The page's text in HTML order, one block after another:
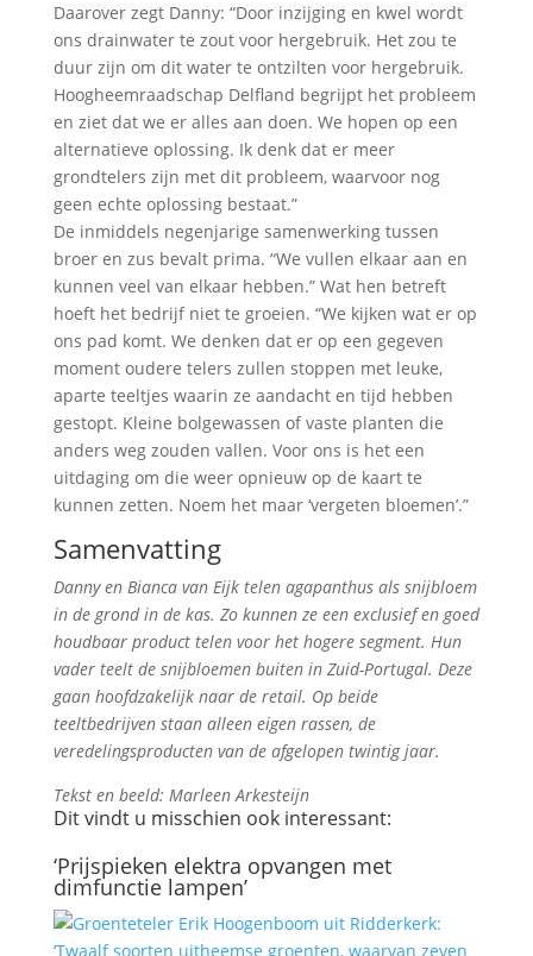
Daarover zegt Danny: “Door inzijging en kwel wordt
ons drainwater te zout voor hergebruik. Het zou te
duur zijn om dit water te ontzilten voor hergebruik.
Hoogheemraadschap Delfland begrijpt het probleem
en ziet dat we er alles aan doen. We hopen op een
alternatieve oplossing. Ik denk dat er meer
grondtelers zijn met dit probleem, waarvoor nog
geen echte oplossing bestaat.”
De inmiddels negenjarige samenwerking tussen
broer en zus bevalt prima. “We vullen elkaar aan en
kunnen veel van elkaar hebben.” Wat hen betreft
hoeft het bedrijf niet te groeien. “We kijken wat er op
ons pad komt. We denken dat er op een gegeven
moment oudere telers zullen stoppen met leuke,
aparte teeltjes waarin ze aandacht en tijd hebben
gestopt. Kleine bolgewassen of vaste planten die
anders weg zouden vallen. Voor ons is het een
uitdaging om die weer opnieuw op de kaart te
kunnen zetten. Noem het maar ‘vergeten bloemen’.”
Samenvatting
Danny en Bianca van Eijk telen agapanthus als snijbloem
in de grond in de kas. Zo kunnen ze een exclusief en goed
houdbaar product telen voor het hogere segment. Hun
vader teelt de snijbloemen buiten in Zuid-Portugal. Deze
gaan hoofdzakelijk naar de retail. Op beide
teeltbedrijven staan alleen eigen rassen, de
veredelingsproducten van de afgelopen twintig jaar.
Tekst en beeld: Marleen Arkesteijn
Dit vindt u misschien ook interessant:
‘Prijspieken elektra opvangen met
dimfunctie lampen’